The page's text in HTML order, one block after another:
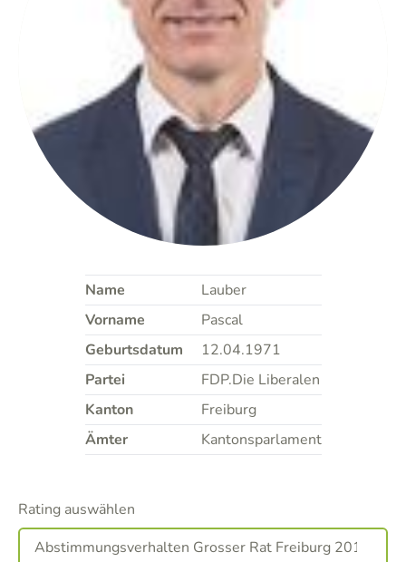
Name
Lauber
Vorname
Pascal
Geburtsdatum
12.04.1971
Partei
FDP.Die Liberalen
Kanton
Freiburg
Ämter
Kantonsparlament
Rating auswählen